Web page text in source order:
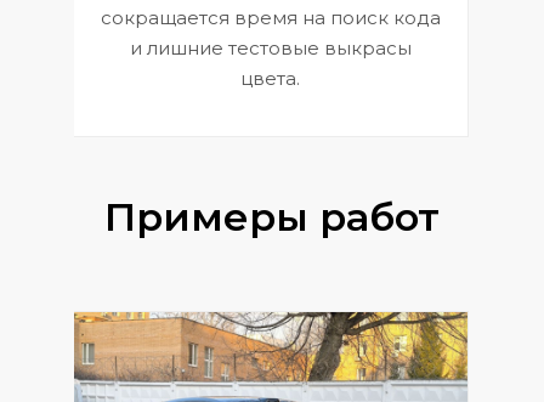
сокращается время на поиск кода
и лишние тестовые выкрасы
цвета.
Примеры работ